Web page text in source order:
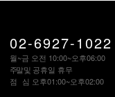
02-6927-1022
월~금 오전 10:00~오후06:00
주말및 공휴일 휴무
점 심 오후01:00~오후02:00